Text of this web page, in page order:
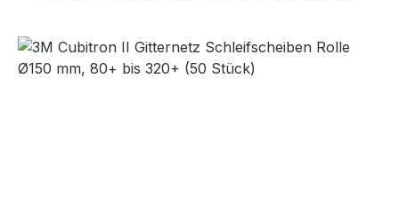
Bildergalerie überspringen